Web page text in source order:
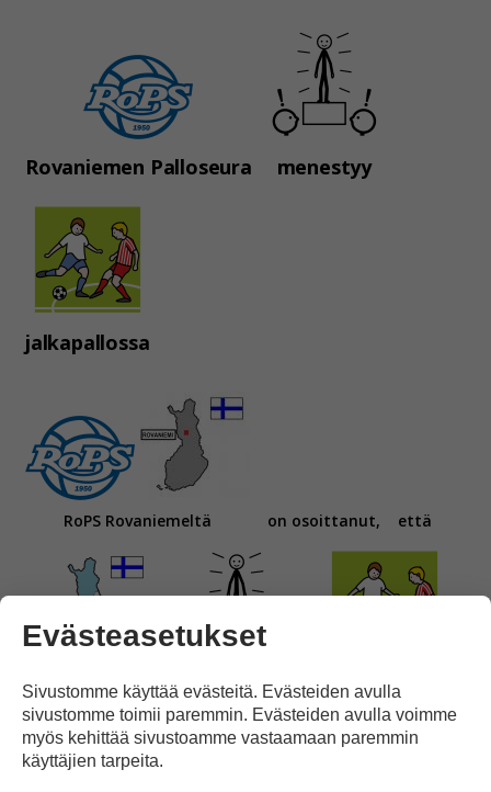
Rovaniemen Palloseura menestyy
jalkapallossa
RoPS Rovaniemeltä on osoittanut, että
Pohjois-Suomessa voi menestyä myös jalkapallossa.
Evästeasetukset
Sivustomme käyttää evästeitä. Evästeiden avulla
sivustomme toimii paremmin. Evästeiden avulla voimme
myös kehittää sivustoamme vastaamaan paremmin
käyttäjien tarpeita.